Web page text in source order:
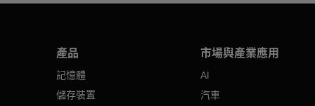
產品
記憶體
儲存裝置
市場與產業應用
AI
汽車